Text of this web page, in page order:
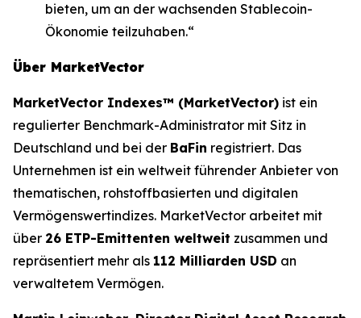
bieten, um an der wachsenden Stablecoin-
Ökonomie teilzuhaben.“
Über MarketVector
MarketVector Indexes™ (MarketVector) ist ein
regulierter Benchmark-Administrator mit Sitz in
Deutschland und bei der BaFin registriert. Das
Unternehmen ist ein weltweit führender Anbieter von
thematischen, rohstoffbasierten und digitalen
Vermögenswertindizes. MarketVector arbeitet mit
über 26 ETP-Emittenten weltweit zusammen und
repräsentiert mehr als 112 Milliarden USD an
verwaltetem Vermögen.